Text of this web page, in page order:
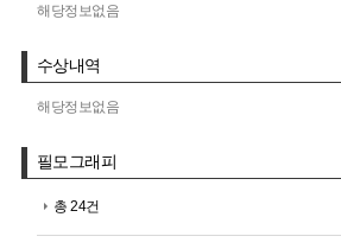
해당정보없음
수상내역
해당정보없음
필모그래피
총 24건